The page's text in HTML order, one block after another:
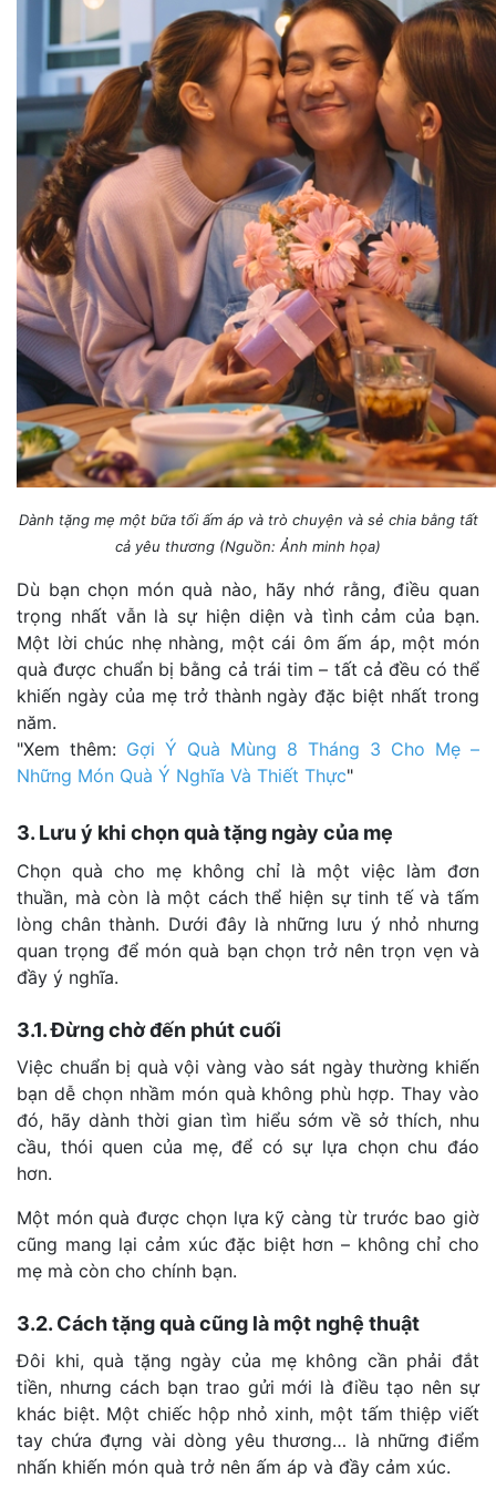
Dành tặng mẹ một bữa tối ấm áp và trò chuyện và sẻ chia bằng tất
cả yêu thương (Nguồn: Ảnh minh họa)
Dù bạn chọn món quà nào, hãy nhớ rằng, điều quan
trọng nhất vẫn là sự hiện diện và tình cảm của bạn.
Một lời chúc nhẹ nhàng, một cái ôm ấm áp, một món
quà được chuẩn bị bằng cả trái tim – tất cả đều có thể
khiến ngày của mẹ trở thành ngày đặc biệt nhất trong
năm.
"Xem thêm: Gợi Ý Quà Mùng 8 Tháng 3 Cho Mẹ –
Những Món Quà Ý Nghĩa Và Thiết Thực"
3. Lưu ý khi chọn quà tặng ngày của mẹ
Chọn quà cho mẹ không chỉ là một việc làm đơn
thuần, mà còn là một cách thể hiện sự tinh tế và tấm
lòng chân thành. Dưới đây là những lưu ý nhỏ nhưng
quan trọng để món quà bạn chọn trở nên trọn vẹn và
đầy ý nghĩa.
3.1. Đừng chờ đến phút cuối
Việc chuẩn bị quà vội vàng vào sát ngày thường khiến
bạn dễ chọn nhầm món quà không phù hợp. Thay vào
đó, hãy dành thời gian tìm hiểu sớm về sở thích, nhu
cầu, thói quen của mẹ, để có sự lựa chọn chu đáo
hơn.
Một món quà được chọn lựa kỹ càng từ trước bao giờ
cũng mang lại cảm xúc đặc biệt hơn – không chỉ cho
mẹ mà còn cho chính bạn.
3.2. Cách tặng quà cũng là một nghệ thuật
Đôi khi, quà tặng ngày của mẹ không cần phải đắt
tiền, nhưng cách bạn trao gửi mới là điều tạo nên sự
khác biệt. Một chiếc hộp nhỏ xinh, một tấm thiệp viết
tay chứa đựng vài dòng yêu thương… là những điểm
nhấn khiến món quà trở nên ấm áp và đầy cảm xúc.